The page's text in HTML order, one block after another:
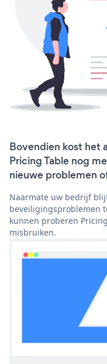
Bovendien kost het
Pricing Table nog
nieuwe problemen
Naarmate uw bedrijf
beveiligingsproblemen
kunnen proberen
misbruiken.